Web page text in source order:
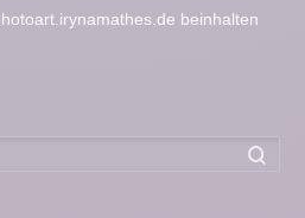
beinhalten